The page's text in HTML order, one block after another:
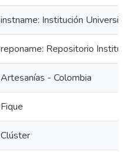
instname: Institución
reponame: Repositorio
Artesanías - Colombia
Fique
Clúster